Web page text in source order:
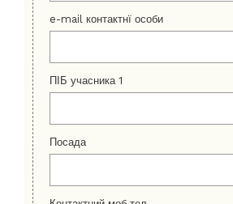
e-mail контактнї особи
ПІБ учасника 1
Посада